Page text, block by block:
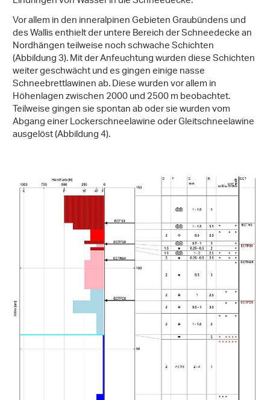
Vor allem in den inneralpinen Gebieten Graubündens und
des Wallis enthielt der untere Bereich der Schneedecke an
Nordhängen teilweise noch schwache Schichten
(Abbildung 3). Mit der Anfeuchtung wurden diese Schichten
weiter geschwächt und es gingen einige nasse
Schneebrettlawinen ab. Diese wurden vor allem in
Höhenlagen zwischen 2000 und 2500 m beobachtet.
Teilweise gingen sie spontan ab oder sie wurden vom
Abgang einer Lockerschneelawine oder Gleitschneelawine
ausgelöst (Abbildung 4).